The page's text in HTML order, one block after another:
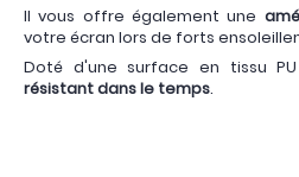
Il vous offre également une
votre écran lors de forts
Doté d'une surface en tissu
résistant dans le temps.